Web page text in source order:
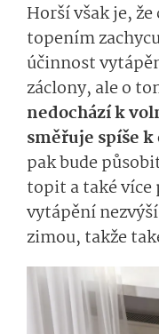
Horší však je,
topením
účinnost
záclony, ale o
nedochází k
směřuje spíše
pak bude
topit a také
vytápění
zimou, takže